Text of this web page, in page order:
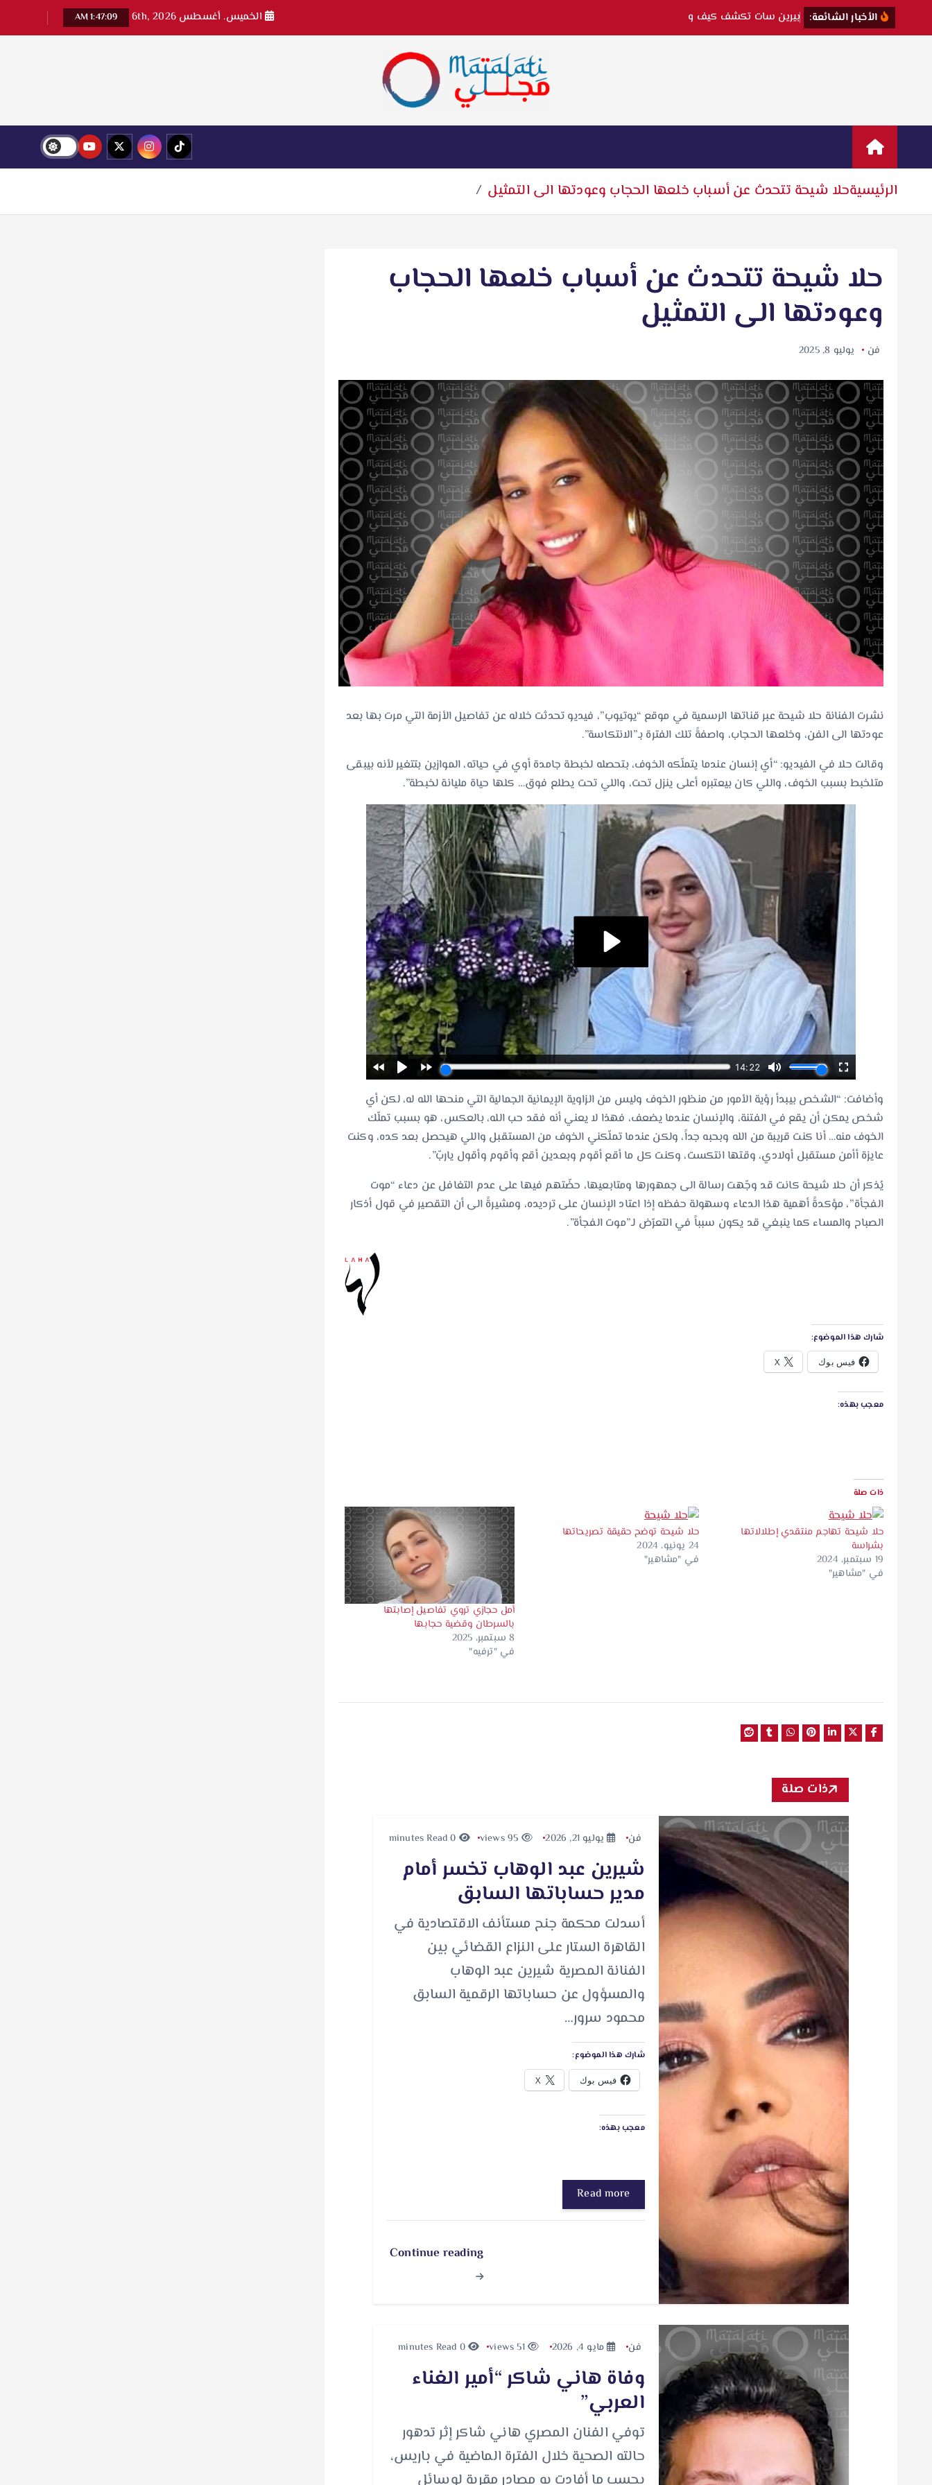
ل
و
إ
الأخبار الشائعة: بيرين سات تكشف كيف و الخميس. أغسطس 6th, 2026 1:47:11 AM
اخبار فنية وترفيهية
الرئيسيةحلا شيحة تتحدث عن أسباب خلعها الحجاب وعودتها الى التمثيل
حلا شيحة تتحدث عن أسباب خلعها الحجاب
وعودتها الى التمثيل
فن يوليو 8, 2025
نشرت الفنانة حلا شيحة عبر قناتها الرسمية في موقع “يوتيوب”، فيديو تحدثت خلاله عن تفاصيل الأزمة التي مرت بها بعد
عودتها الى الفن، وخلعها الحجاب، واصفةً تلك الفترة بـ”الانتكاسة”.
وقالت حلا في الفيديو: “أي إنسان عندما يتملّكه الخوف، بتحصله لخبطة جامدة أوي في حياته، الموازين بتتغير لأنه بيبقى
متلخبط بسبب الخوف، واللي كان بيعتبره أعلى ينزل تحت، واللي تحت يطلع فوق… كلها حياة مليانة لخبطة”.
وأضافت: “الشخص بيبدأ رؤية الأمور من منظور الخوف وليس من الزاوية الإيمانية الجمالية التي منحها الله له، لكن أي
شخص يمكن أن يقع في الفتنة، والإنسان عندما يضعف، فهذا لا يعني أنه فقد حب الله، بالعكس، هو بسبب تملّك
الخوف منه… أنا كنت قريبة من الله وبحبه جداً، ولكن عندما تملّكني الخوف من المستقبل واللي هيحصل بعد كده، وكنت
عايزة أأمن مستقبل أولادي، وقتها انتكست، وكنت كل ما أقع أقوم وبعدين أقع وأقوم وأقول ياربّ”.
يُذكر أن حلا شيحة كانت قد وجّهت رسالة الى جمهورها ومتابعيها، حضّتهم فيها على عدم التغافل عن دعاء “موت
الفجأة”، مؤكدةً أهمية هذا الدعاء وسهولة حفظه إذا اعتاد الإنسان على ترديده، ومشيرةً الى أن التقصير في قول أذكار
الصباح والمساء كما ينبغي قد يكون سبباً في التعرّض لـ”موت الفجأة”.
شارك هذا الموضوع:
فيس بوك X
معجب بهذه:
ذات صلة
حلا شيحة تهاجم منتقدي إطلالاتها
بشراسة
19 سبتمبر، 2024
في "مشاهير"
حلا شيحة توضح حقيقة تصريحاتها
24 يونيو، 2024
في "مشاهير"
أمل حجازي تروي تفاصيل إصابتها
بالسرطان وقضية حجابها
8 سبتمبر، 2025
في "ترفيه"
ذات صلة
فن يوليو 21, 2026
شيرين عبد الوهاب تخسر أمام
مدير حساباتها السابق
أسدلت محكمة جنح مستأنف الاقتصادية في
القاهرة الستار على النزاع القضائي بين
الفنانة المصرية شيرين عبد الوهاب
والمسؤول عن حساباتها الرقمية السابق
محمود سرور…
شارك هذا الموضوع:
فيس بوك X
معجب بهذه:
Read more
Continue reading
فن مايو 4, 2026 51 views
0 minutes Read
وفاة هاني شاكر “أمير الغناء
العربي”
توفي الفنان المصري هاني شاكر إثر تدهور
حالته الصحية خلال الفترة الماضية في باريس،
بحسب ما أفادت به مصادر مقربة لوسائل